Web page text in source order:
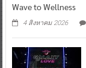
Wave to Wellness
4 สิงหาคม 2026